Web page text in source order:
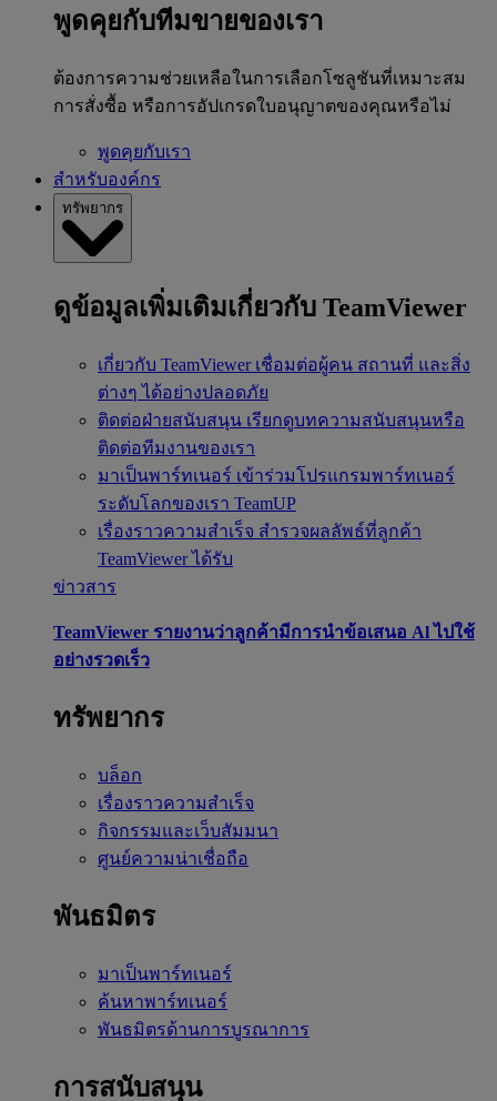
พูดคุยกับทีมขายของเรา
ต้องการความช่วยเหลือในการเลือกโซลูชันที่เหมาะสม
การสั่งซื้อ หรือการอัปเกรดใบอนุญาตของคุณหรือไม่
พูดคุยกับเรา
สำหรับองค์กร
ทรัพยากร
ดูข้อมูลเพิ่มเติมเกี่ยวกับ TeamViewer
เกี่ยวกับ TeamViewer เชื่อมต่อผู้คน สถานที่ และสิ่ง
ต่างๆ ได้อย่างปลอดภัย
ติดต่อฝ่ายสนับสนุน เรียกดูบทความสนับสนุนหรือ
ติดต่อทีมงานของเรา
มาเป็นพาร์ทเนอร์ เข้าร่วมโปรแกรมพาร์ทเนอร์
ระดับโลกของเรา TeamUP
เรื่องราวความสำเร็จ สำรวจผลลัพธ์ที่ลูกค้า
TeamViewer ได้รับ
ข่าวสาร
TeamViewer รายงานว่าลูกค้ามีการนำข้อเสนอ Al ไปใช้
อย่างรวดเร็ว
ทรัพยากร
บล็อก
เรื่องราวความสำเร็จ
กิจกรรมและเว็บสัมมนา
ศูนย์ความน่าเชื่อถือ
พันธมิตร
มาเป็นพาร์ทเนอร์
ค้นหาพาร์ทเนอร์
พันธมิตรด้านการบูรณาการ
การสนับสนุน